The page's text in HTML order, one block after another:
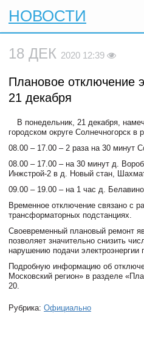
НОВОСТИ
18 ДЕК 2020 12:39
Плановое отключение
21 декабря
В понедельник, 21 декабря,
городском округе Солнечногорск в
08.00 – 17.00 – 2 раза на 30 минут
08.00 – 17.00 – на 30 минут д.
Инжстрой-2 в д. Новый стан,
09.00 – 19.00 – на 1 час д. Белавино.
Временное отключение связано с
трансформаторных подстанциях.
Своевременный плановый ремонт
позволяет значительно снизить
нарушению подачи электроэнергии
Подробную информацию об
Московский регион» в разделе
20.
Рубрика: Официально